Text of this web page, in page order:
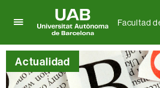
aquí
para
desplegar
el
Universitat
Autònoma
de
Facultad
Actualidad